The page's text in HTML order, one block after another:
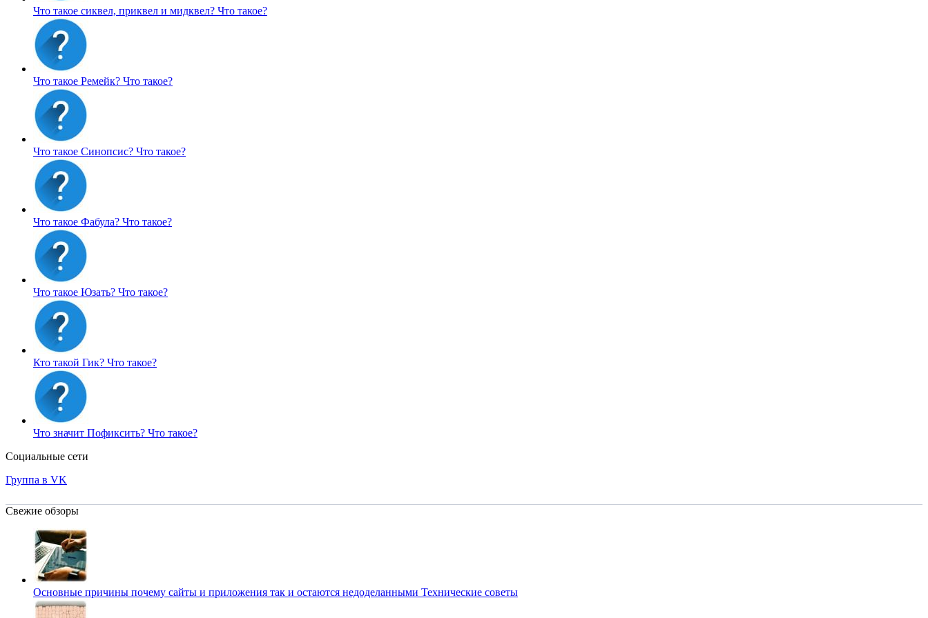
Что такое сиквел, приквел и мидквел? Что такое?
Что такое Ремейк? Что такое?
Что такое Синопсис? Что такое?
Что такое Фабула? Что такое?
Что такое Юзать? Что такое?
Кто такой Гик? Что такое?
Что значит Пофиксить? Что такое?
Социальные сети
Группа в VK
Свежие обзоры
Основные причины почему сайты и приложения так и остаются недоделанными Технические советы